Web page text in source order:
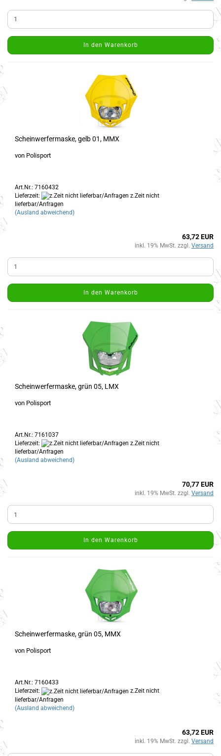
In den Warenkorb
Scheinwerfermaske, gelb 01, MMX
von Polisport
Art.Nr.: 7160432
Lieferzeit:
z.Zeit nicht
lieferbar/Anfragen
(Ausland abweichend)
63,72 EUR
inkl. 19% MwSt. zzgl. Versand
In den Warenkorb
Scheinwerfermaske, grün 05, LMX
von Polisport
Art.Nr.: 7161037
Lieferzeit:
z.Zeit nicht
lieferbar/Anfragen
(Ausland abweichend)
70,77 EUR
inkl. 19% MwSt. zzgl. Versand
In den Warenkorb
Scheinwerfermaske, grün 05, MMX
von Polisport
Art.Nr.: 7160433
Lieferzeit:
z.Zeit nicht
lieferbar/Anfragen
(Ausland abweichend)
63,72 EUR
inkl. 19% MwSt. zzgl. Versand